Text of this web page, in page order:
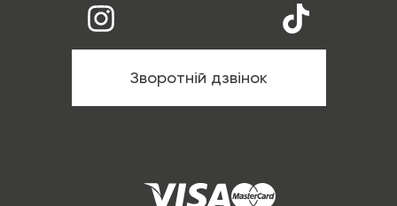
Зворотній дзвінок